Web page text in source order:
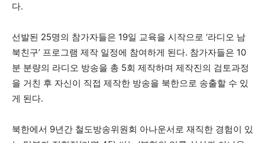
다.
선발된 25명의 참가자들은 19일 교육을 시작으로 ‘라디오 남
북친구’ 프로그램 제작 일정에 참여하게 된다. 참가자들은 10
분 분량의 라디오 방송을 총 5회 제작하며 제작진의 검토과정
을 거친 후 자신이 직접 제작한 방송을 북한으로 송출할 수 있
게 된다.
북한에서 9년간 철도방송위원회 아나운서로 재직한 경험이 있